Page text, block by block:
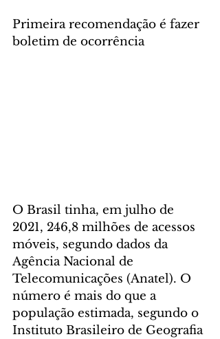
Primeira recomendação é fazer
boletim de ocorrência
O Brasil tinha, em julho de
2021, 246,8 milhões de acessos
móveis, segundo dados da
Agência Nacional de
Telecomunicações (Anatel). O
número é mais do que a
população estimada, segundo o
Instituto Brasileiro de Geografia